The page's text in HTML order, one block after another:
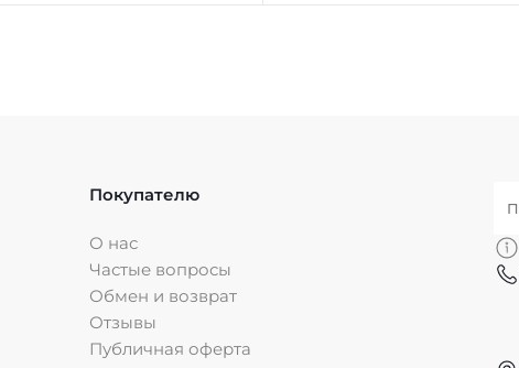
Покупателю
О нас
Частые вопросы
Обмен и возврат
Отзывы
Публичная оферта